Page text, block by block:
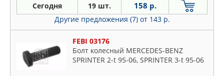
Сегодня 19 шт. 158 р.
Другие предложения (7) от 143 р.
FEBI 03176
Болт колесный MERCEDES-BENZ
SPRINTER 2-t 95-06, SPRINTER 3-t 95-06